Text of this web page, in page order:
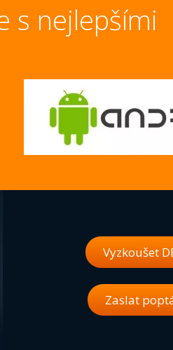
s nejlepšími
Vyzkoušet
Zaslat